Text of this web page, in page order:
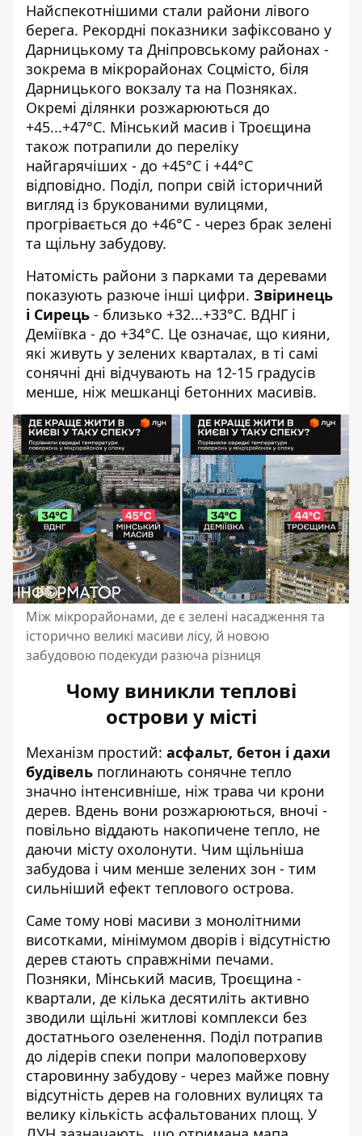
Найспекотнішими стали райони лівого
берега. Рекордні показники зафіксовано у
Дарницькому та Дніпровському районах -
зокрема в мікрорайонах Соцмісто, біля
Дарницького вокзалу та на Позняках.
Окремі ділянки розжарюються до
+45...+47°C. Мінський масив і Троєщина
також потрапили до переліку
найгарячіших - до +45°C і +44°C
відповідно. Поділ, попри свій історичний
вигляд із брукованими вулицями,
прогрівається до +46°C - через брак зелені
та щільну забудову.
Натомість райони з парками та деревами
показують разюче інші цифри. Звіринець
і Сирець - близько +32...+33°C. ВДНГ і
Деміївка - до +34°C. Це означає, що кияни,
які живуть у зелених кварталах, в ті самі
сонячні дні відчувають на 12-15 градусів
менше, ніж мешканці бетонних масивів.
Між мікрорайонами, де є зелені насадження та
історично великі масиви лісу, й новою
забудовою подекуди разюча різниця
Чому виникли теплові
острови у місті
Механізм простий: асфальт, бетон і дахи
будівель поглинають сонячне тепло
значно інтенсивніше, ніж трава чи крони
дерев. Вдень вони розжарюються, вночі -
повільно віддають накопичене тепло, не
даючи місту охолонути. Чим щільніша
забудова і чим менше зелених зон - тим
сильніший ефект теплового острова.
Саме тому нові масиви з монолітними
висотками, мінімумом дворів і відсутністю
дерев стають справжніми печами.
Позняки, Мінський масив, Троєщина -
квартали, де кілька десятиліть активно
зводили щільні житлові комплекси без
достатнього озеленення. Поділ потрапив
до лідерів спеки попри малоповерхову
старовинну забудову - через майже повну
відсутність дерев на головних вулицях та
велику кількість асфальтованих площ. У